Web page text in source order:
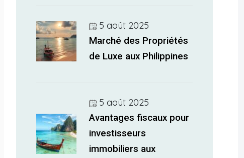
5 août 2025
Marché des Propriétés
de Luxe aux Philippines
5 août 2025
Avantages fiscaux pour
investisseurs
immobiliers aux